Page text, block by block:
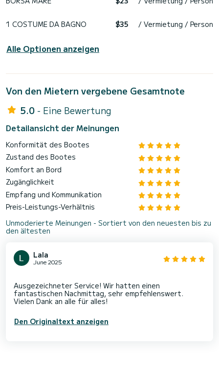
1 COSTUME DA BAGNO $35 / Vermietung / Person
Alle Optionen anzeigen
Von den Mietern vergebene Gesamtnote
5.0 - Eine Bewertung
Detailansicht der Meinungen
Konformität des Bootes
Zustand des Bootes
Komfort an Bord
Zugänglichkeit
Empfang und Kommunikation
Preis-Leistungs-Verhältnis
Unmoderierte Meinungen - Sortiert von den neuesten bis zu
den ältesten
Lala
June 2025
Ausgezeichneter Service! Wir hatten einen
fantastischen Nachmittag, sehr empfehlenswert.
Den Originaltext anzeigen